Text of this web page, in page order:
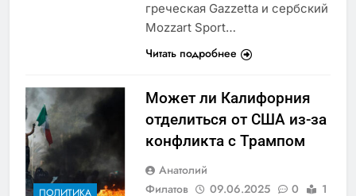
греческая Gazzetta и сербский
Mozzart Sport…
Читать подробнее
ПОЛИТИКА
Может ли Калифорния
отделиться от США из-за
конфликта с Трампом
Анатолий
Филатов
09.06.2025 0
1